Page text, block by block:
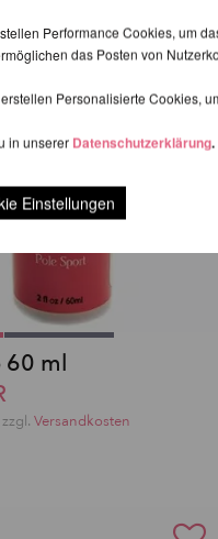
60 ml
zzgl. Versandkosten
Performance Cookies, um
das Posten von
Personalisierte Cookies,
in unserer Datenschutzerklärung.
Einstellungen